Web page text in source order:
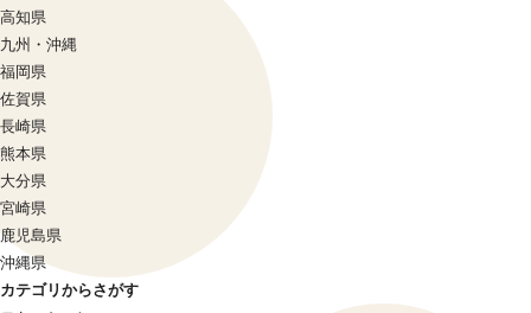
高知県
九州・沖縄
福岡県
佐賀県
長崎県
熊本県
大分県
宮崎県
鹿児島県
沖縄県
カテゴリからさがす